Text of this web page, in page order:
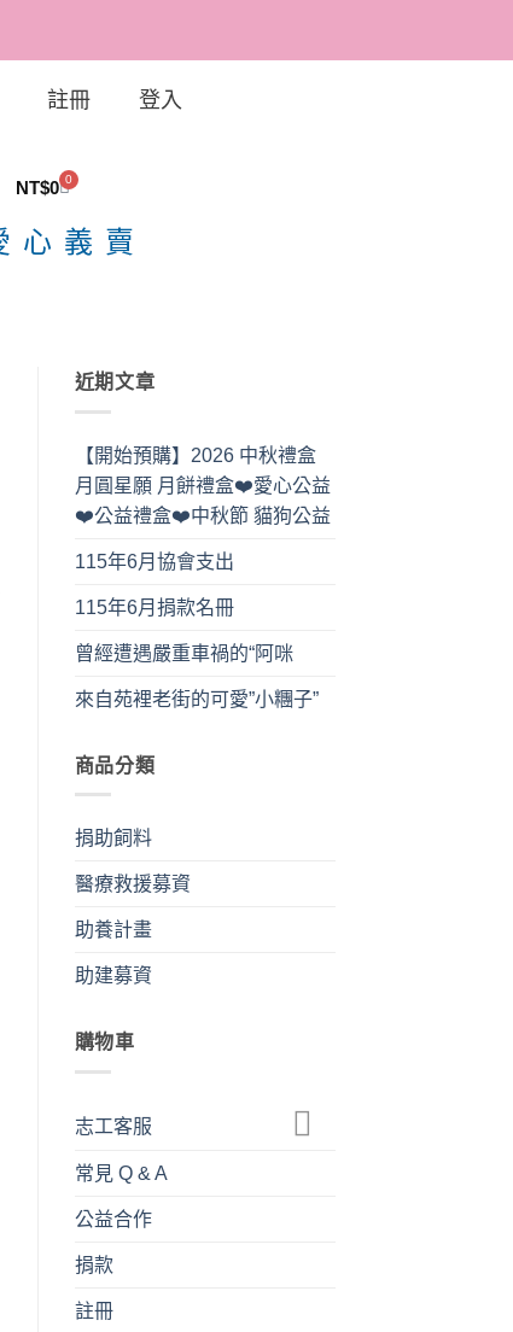
註冊 登入
NT$0 0
近期文章
【開始預購】2026 中秋禮盒
月圓星願 月餅禮盒❤️愛心公益
❤️公益禮盒❤️中秋節 貓狗公益
115年6月協會支出
115年6月捐款名冊
曾經遭遇嚴重車禍的“阿咪
來自苑裡老街的可愛”小糰子”
商品分類
捐助飼料
醫療救援募資
助養計畫
助建募資
購物車
志工客服
常見 Q & A
公益合作
捐款
註冊